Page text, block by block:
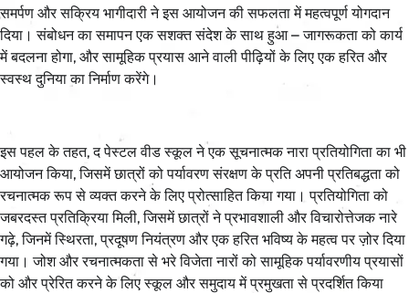
समर्पण और सक्रिय भागीदारी ने इस आयोजन की सफलता में महत्वपूर्ण योगदान
दिया। संबोधन का समापन एक सशक्त संदेश के साथ हुआ – जागरूकता को कार्य
में बदलना होगा, और सामूहिक प्रयास आने वाली पीढ़ियों के लिए एक हरित और
स्वस्थ दुनिया का निर्माण करेंगे।
इस पहल के तहत, द पेस्टल वीड स्कूल ने एक सूचनात्मक नारा प्रतियोगिता का भी
आयोजन किया, जिसमें छात्रों को पर्यावरण संरक्षण के प्रति अपनी प्रतिबद्धता को
रचनात्मक रूप से व्यक्त करने के लिए प्रोत्साहित किया गया। प्रतियोगिता को
जबरदस्त प्रतिक्रिया मिली, जिसमें छात्रों ने प्रभावशाली और विचारोत्तेजक नारे
गढ़े, जिनमें स्थिरता, प्रदूषण नियंत्रण और एक हरित भविष्य के महत्व पर ज़ोर दिया
गया। जोश और रचनात्मकता से भरे विजेता नारों को सामूहिक पर्यावरणीय प्रयासों
को और प्रेरित करने के लिए स्कूल और समुदाय में प्रमुखता से प्रदर्शित किया